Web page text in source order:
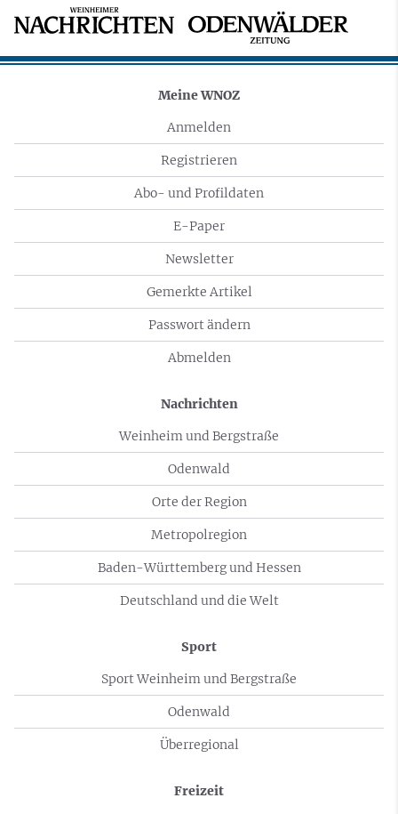
Meine WNOZ
Anmelden
Registrieren
Abo- und Profildaten
E-Paper
Newsletter
Gemerkte Artikel
Passwort ändern
Abmelden
Nachrichten
Weinheim und Bergstraße
Odenwald
Orte der Region
Metropolregion
Baden-Württemberg und Hessen
Deutschland und die Welt
Sport
Sport Weinheim und Bergstraße
Odenwald
Überregional
Freizeit